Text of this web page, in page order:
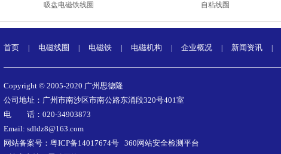
吸盘电磁铁线圈 自粘线圈
首页 电磁线圈 电磁铁 电磁机构 企业概况 新闻资讯
Copyright © 2005-2020 广州思德隆
公司地址：广州市南沙区市南公路东涌段320号401室
电 话：020-34903873
Email: sdldz8@163.com
网站备案号： 粤ICP备14017674号 360网站安全检测平台